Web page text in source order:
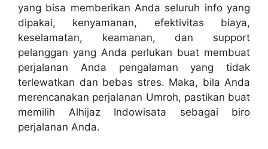
yang bisa memberikan Anda seluruh info yang
dipakai, kenyamanan, efektivitas biaya,
keselamatan, keamanan, dan support
pelanggan yang Anda perlukan buat membuat
perjalanan Anda pengalaman yang tidak
terlewatkan dan bebas stres. Maka, bila Anda
merencanakan perjalanan Umroh, pastikan buat
memilih Alhijaz Indowisata sebagai biro
perjalanan Anda.